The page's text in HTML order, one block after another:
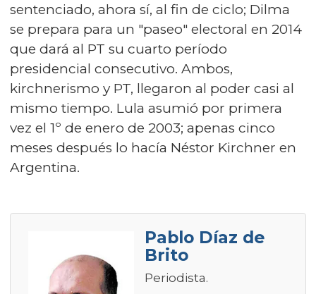
sentenciado, ahora sí, al fin de ciclo; Dilma
se prepara para un "paseo" electoral en 2014
que dará al PT su cuarto período
presidencial consecutivo. Ambos,
kirchnerismo y PT, llegaron al poder casi al
mismo tiempo. Lula asumió por primera
vez el 1º de enero de 2003; apenas cinco
meses después lo hacía Néstor Kirchner en
Argentina.
Pablo Díaz de
Brito
Periodista.